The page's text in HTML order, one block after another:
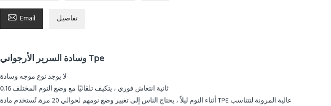
 Email تفاصيل
وسادة السرير الأرجواني Tpe
لا يوجد نوع موجه وسادة
0.16 ثانية انتعاش فوري ، يتكيف تلقائيًا مع وضع النوم المختلف
أثناء النوم ليلاً ، يحتاج الناس إلى تغيير وضع نومهم لحوالي 20 مرة. تُستخدم مادة TPE عالية المرونة لتتناسب